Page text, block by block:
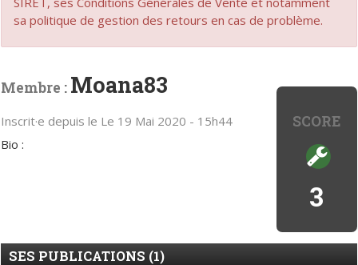
sa politique de gestion des retours en cas de problème.
SCORE
3
Membre : Moana83
Inscrit·e depuis le Le 19 Mai 2020 - 15h44
Bio :
SES PUBLICATIONS (1)